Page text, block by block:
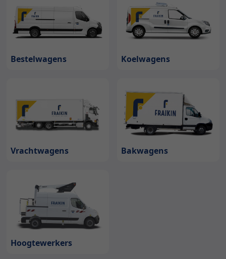
Bestelwagens Koelwagens
Vrachtwagens Bakwagens
Hoogtewerkers